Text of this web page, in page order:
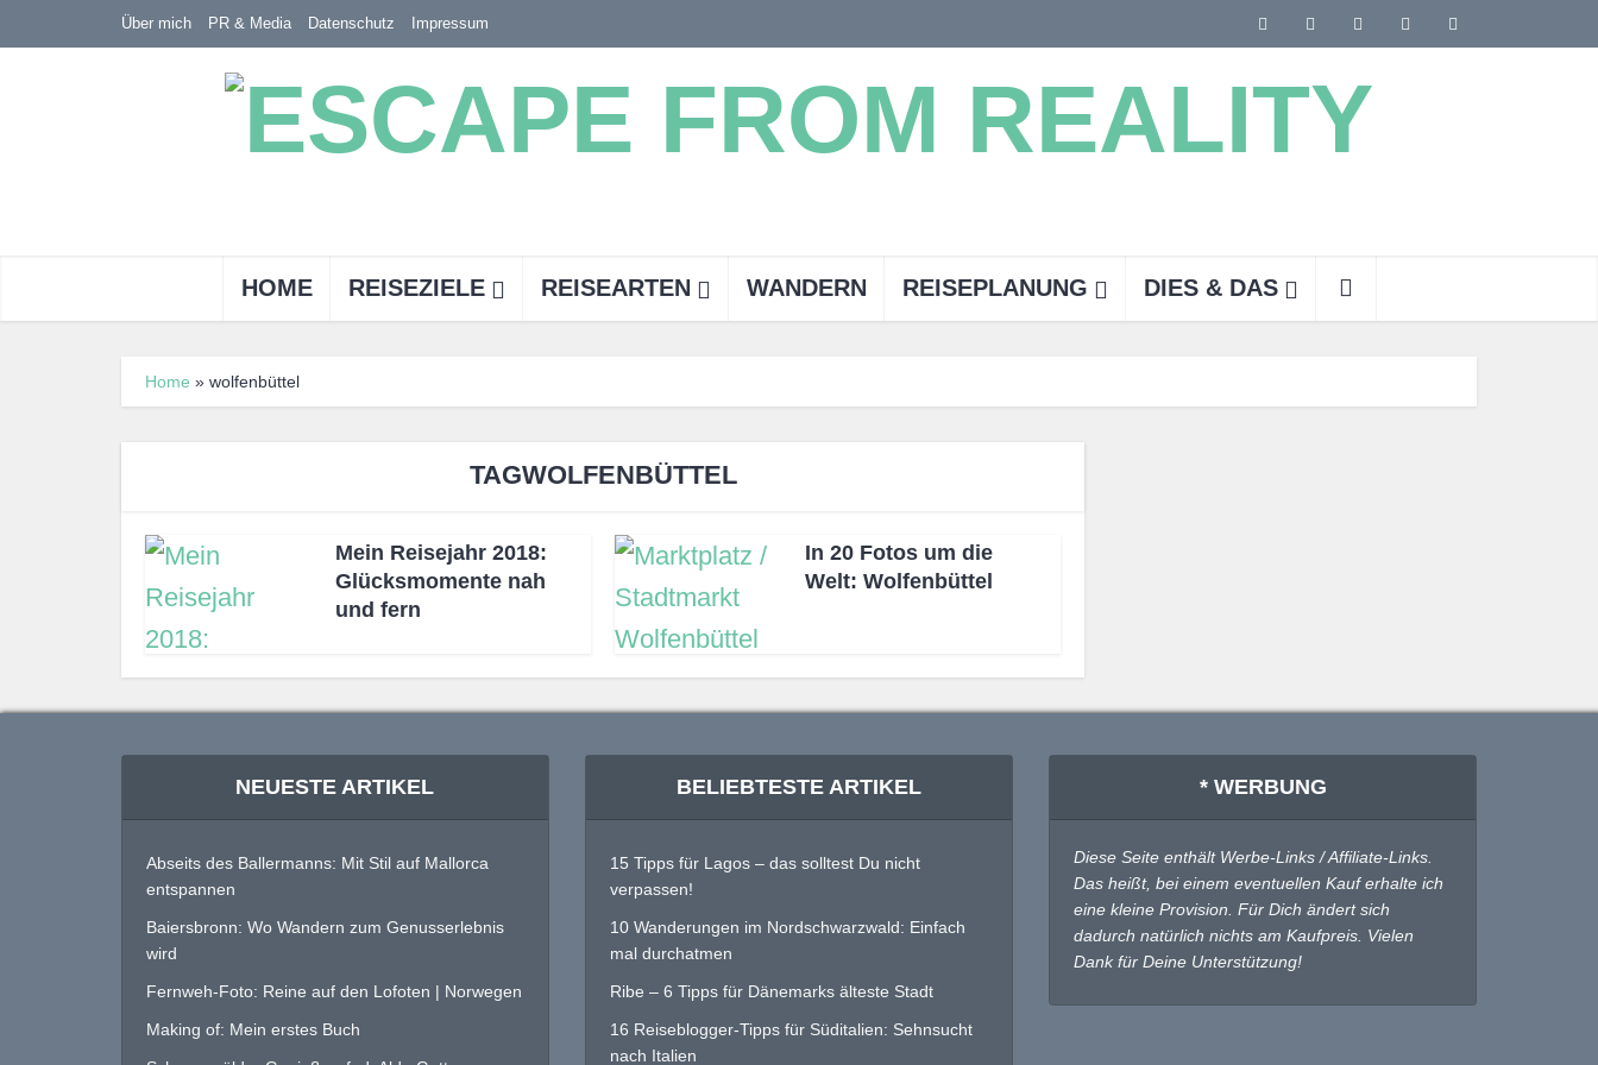
Über mich PR & Media Datenschutz Impressum
HOME REISEZIELE REISEARTEN WANDERN REISEPLANUNG DIES & DAS
Home » wolfenbüttel
TAGWOLFENBÜTTEL
Mein Reisejahr 2018:
Glücksmomente nah
und fern
In 20 Fotos um die
Welt: Wolfenbüttel
NEUESTE ARTIKEL
Abseits des Ballermanns: Mit Stil auf Mallorca
entspannen
Baiersbronn: Wo Wandern zum Genusserlebnis
wird
Fernweh-Foto: Reine auf den Lofoten | Norwegen
Making of: Mein erstes Buch
BELIEBTESTE ARTIKEL
15 Tipps für Lagos – das solltest Du nicht
verpassen!
10 Wanderungen im Nordschwarzwald: Einfach
mal durchatmen
Ribe – 6 Tipps für Dänemarks älteste Stadt
16 Reiseblogger-Tipps für Süditalien: Sehnsucht
nach Italien
* WERBUNG
Diese Seite enthält Werbe-Links / Affiliate-Links.
Das heißt, bei einem eventuellen Kauf erhalte ich
eine kleine Provision. Für Dich ändert sich
dadurch natürlich nichts am Kaufpreis. Vielen
Dank für Deine Unterstützung!